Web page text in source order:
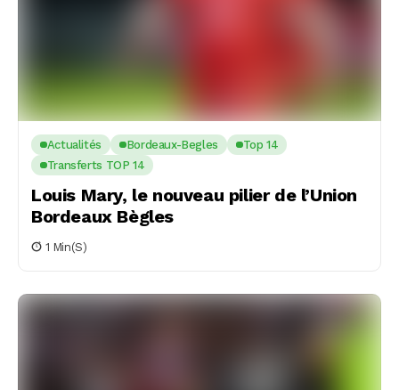
Actualités Bordeaux-Begles
Top 14
Transferts TOP 14
Louis Mary, le nouveau pilier de l’Union
Bordeaux Bègles
1 Min(s)